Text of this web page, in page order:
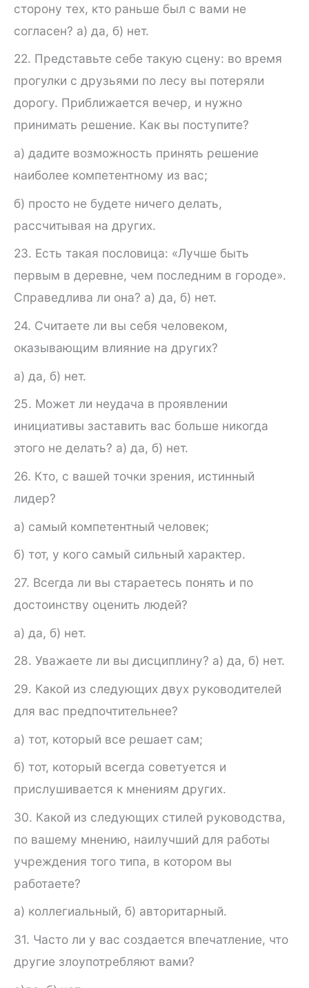
сторону тех, кто раньше был с вами не
согласен? а) да, б) нет.
22. Представьте себе такую сцену: во время
прогулки с друзь­ями по лесу вы потеряли
дорогу. Приближается вечер, и нужно
принимать решение. Как вы поступите?
а) дадите возможность принять решение
наиболее ком­петентному из вас;
б) просто не будете ничего делать,
рассчитывая на других.
23. Есть такая пословица: «Лучше быть
первым в деревне, чем последним в городе».
Справедлива ли она? а) да, б) нет.
24. Считаете ли вы себя человеком,
оказывающим влияние на других?
а) да, б) нет.
25. Может ли неудача в проявлении
инициативы заставить вас больше никогда
этого не делать? а) да, б) нет.
26. Кто, с вашей точки зрения, истинный
лидер?
а) самый компетентный человек;
б) тот, у кого самый сильный характер.
27. Всегда ли вы стараетесь понять и по
достоинству оценить людей?
а) да, б) нет.
28. Уважаете ли вы дисциплину? а) да, б) нет.
29. Какой из следующих двух руководителей
для вас пред­почтительнее?
а) тот, который все решает сам;
б) тот, который всегда советуется и
прислушивается к мне­ниям других.
30. Какой из следующих стилей руководства,
по вашему мне­нию, наилучший для работы
учреждения того типа, в котором вы
работаете?
а) коллегиальный, б) авторитарный.
31. Часто ли у вас создается впечатление, что
другие злоупот­ребляют вами?